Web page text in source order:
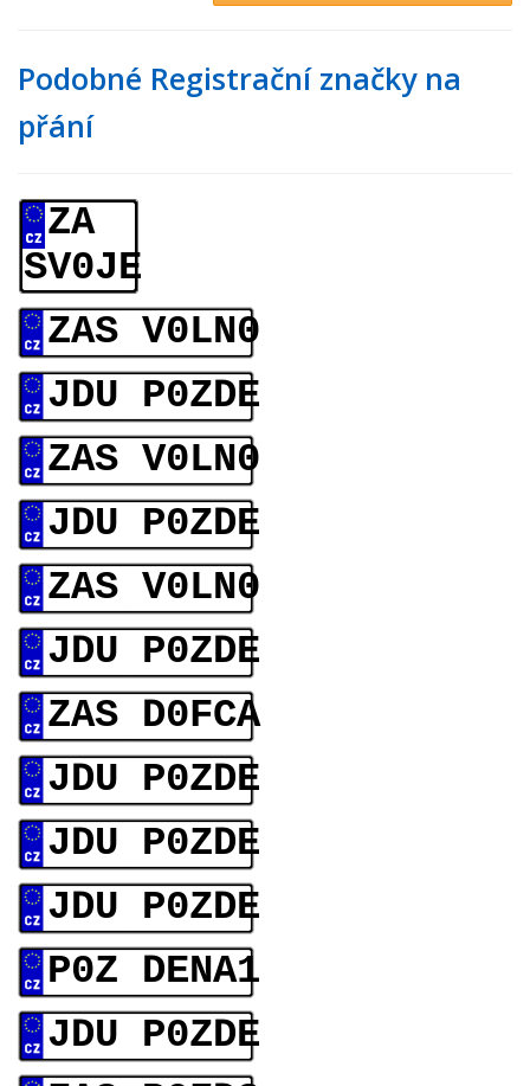
Podobné Registrační značky na
přání
ZA
SV0JE
ZAS V0LN0
JDU P0ZDE
ZAS V0LN0
JDU P0ZDE
ZAS V0LN0
JDU P0ZDE
ZAS D0FCA
JDU P0ZDE
JDU P0ZDE
JDU P0ZDE
P0Z DENA1
JDU P0ZDE